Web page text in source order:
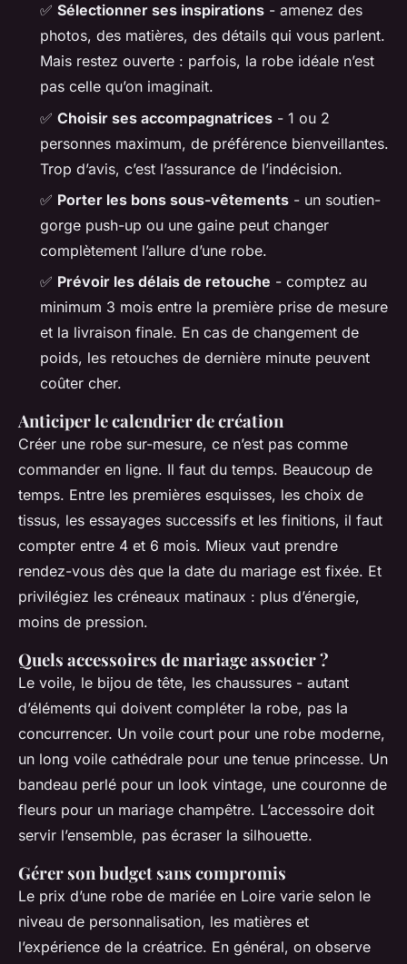
✅ Sélectionner ses inspirations - amenez des
photos, des matières, des détails qui vous parlent.
Mais restez ouverte : parfois, la robe idéale n’est
pas celle qu’on imaginait.
✅ Choisir ses accompagnatrices - 1 ou 2
personnes maximum, de préférence bienveillantes.
Trop d’avis, c’est l’assurance de l’indécision.
✅ Porter les bons sous-vêtements - un soutien-
gorge push-up ou une gaine peut changer
complètement l’allure d’une robe.
✅ Prévoir les délais de retouche - comptez au
minimum 3 mois entre la première prise de mesure
et la livraison finale. En cas de changement de
poids, les retouches de dernière minute peuvent
coûter cher.
Anticiper le calendrier de création
Créer une robe sur-mesure, ce n’est pas comme
commander en ligne. Il faut du temps. Beaucoup de
temps. Entre les premières esquisses, les choix de
tissus, les essayages successifs et les finitions, il faut
compter entre 4 et 6 mois. Mieux vaut prendre
rendez-vous dès que la date du mariage est fixée. Et
privilégiez les créneaux matinaux : plus d’énergie,
moins de pression.
Quels accessoires de mariage associer ?
Le voile, le bijou de tête, les chaussures - autant
d’éléments qui doivent compléter la robe, pas la
concurrencer. Un voile court pour une robe moderne,
un long voile cathédrale pour une tenue princesse. Un
bandeau perlé pour un look vintage, une couronne de
fleurs pour un mariage champêtre. L’accessoire doit
servir l’ensemble, pas écraser la silhouette.
Gérer son budget sans compromis
Le prix d’une robe de mariée en Loire varie selon le
niveau de personnalisation, les matières et
l’expérience de la créatrice. En général, on observe